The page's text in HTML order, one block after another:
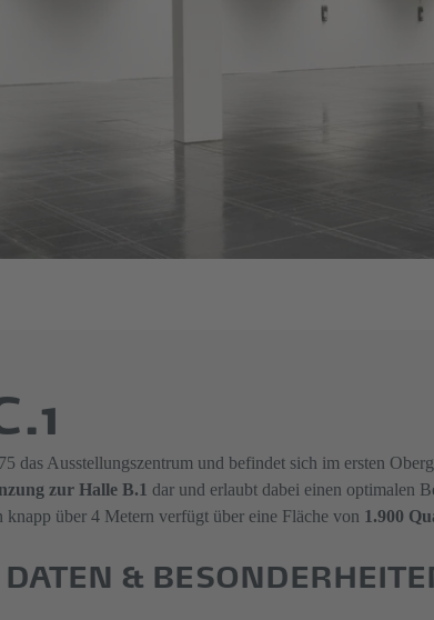
das Ausstellungszentrum und befindet sich im ersten
zur Halle B.1 dar und erlaubt dabei einen optimalen
knapp über 4 Metern verfügt über eine Fläche von 1.900
&